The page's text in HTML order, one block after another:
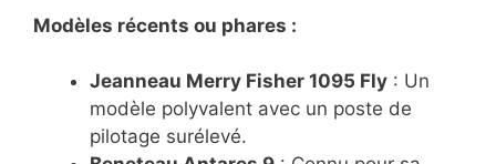
Modèles récents ou phares :
Jeanneau Merry Fisher 1095 Fly : Un
modèle polyvalent avec un poste de
pilotage surélevé.